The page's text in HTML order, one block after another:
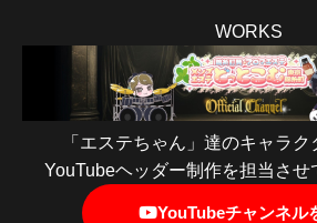
WORKS
「エステちゃん」達のキャラク
YouTubeヘッダー制作を担当させ
YouTubeチャンネル